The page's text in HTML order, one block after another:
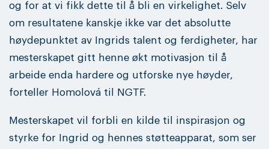
og for at vi fikk dette til å bli en virkelighet. Selv
om resultatene kanskje ikke var det absolutte
høydepunktet av Ingrids talent og ferdigheter, har
mesterskapet gitt henne økt motivasjon til å
arbeide enda hardere og utforske nye høyder,
forteller Homolová til NGTF.
Mesterskapet vil forbli en kilde til inspirasjon og
styrke for Ingrid og hennes støtteapparat, som ser